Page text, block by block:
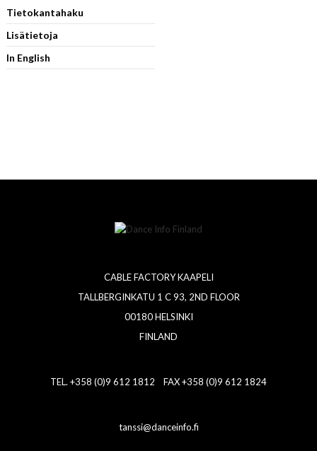
Tietokantahaku
Lisätietoja
In English
CABLE FACTORY KAAPELI
TALLBERGINKATU 1 C 93, 2ND FLOOR
00180 HELSINKI
FINLAND
TEL. +358 (0)9 612 1812 FAX +358 (0)9 612 1824
tanssi@danceinfo.fi